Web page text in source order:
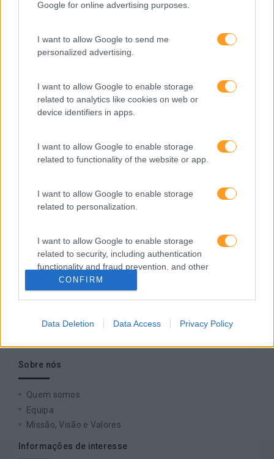
Google for online advertising purposes.
I want to allow Google to send me
personalized advertising.
I want to allow Google to enable storage
related to analytics like cookies on web or
device identifiers in apps.
I want to allow Google to enable storage
related to functionality of the website or app.
I want to allow Google to enable storage
related to personalization.
I want to allow Google to enable storage
related to security, including authentication
functionality and fraud prevention, and other
user protection.
CONFIRM
Data Deletion Data Access Privacy Policy
Somos a filial portuguesa do grupo SKOLAE Formation,
empresa europeia multiespecializada no desenvolvimento
Ver todas as formações
Soluções
Formação
Consultoria
Digital Learning
Mentoring
Sobre nós
Quem somos
Equipa
Missão, Visão e Valores
Informações de interesse